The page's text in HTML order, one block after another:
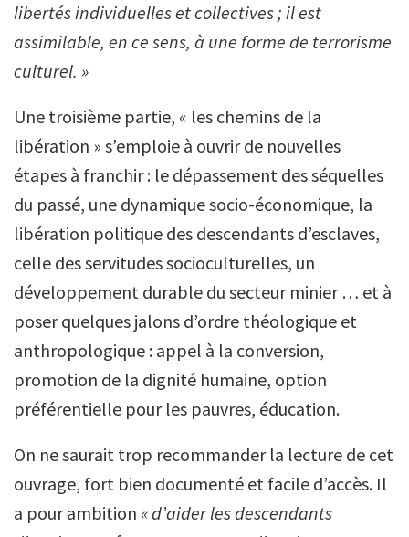
libertés individuelles et collectives ; il est
assimilable, en ce sens, à une forme de terrorisme
culturel. »
Une troisième partie, « les chemins de la
libération » s’emploie à ouvrir de nouvelles
étapes à franchir : le dépassement des séquelles
du passé, une dynamique socio-économique, la
libération politique des descendants d’esclaves,
celle des servitudes socioculturelles, un
développement durable du secteur minier … et à
poser quelques jalons d’ordre théologique et
anthropologique : appel à la conversion,
promotion de la dignité humaine, option
préférentielle pour les pauvres, éducation.
On ne saurait trop recommander la lecture de cet
ouvrage, fort bien documenté et facile d’accès. Il
a pour ambition « d’aider les descendants